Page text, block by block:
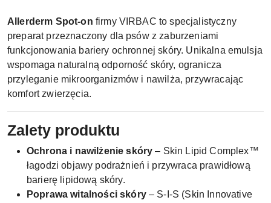
Allerderm Spot-on firmy VIRBAC to specjalistyczny
preparat przeznaczony dla psów z zaburzeniami
funkcjonowania bariery ochronnej skóry. Unikalna emulsja
wspomaga naturalną odporność skóry, ogranicza
przyleganie mikroorganizmów i nawilża, przywracając
komfort zwierzęcia.
Zalety produktu
Ochrona i nawilżenie skóry – Skin Lipid Complex™
łagodzi objawy podrażnień i przywraca prawidłową
barierę lipidową skóry.
Poprawa witalności skóry– S-I-S (Skin Innovative